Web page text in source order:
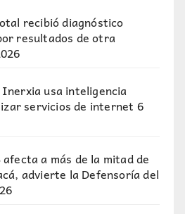
recibió diagnóstico
resultados de otra
usa inteligencia
servicios de internet 6
afecta a más de la mitad de
advierte la Defensoría del